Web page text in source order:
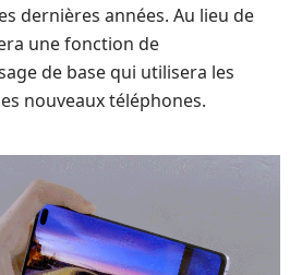
dernières années. Au lieu de
une fonction de
de base qui utilisera les
nouveaux téléphones.